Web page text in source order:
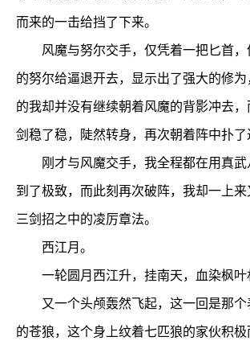
而来的一击给挡了下来。
风魔与努尔交手，仅凭着一把匕首，
的努尔给逼退开去，显示出了强大的修
的我却并没有继续朝着风魔的背影冲去
剑稳了稳，陡然转身，再次朝着阵中扑了
刚才与风魔交手，我全程都在用真武
到了极致，而此刻再次破阵，我却一上
三剑招之中的凌厉章法。
西江月。
一轮圆月西江升，挂南天，血染枫叶
又一个头颅轰然飞起，这一回是那个
的苍狼，这个身上纹着七匹狼的家伙积